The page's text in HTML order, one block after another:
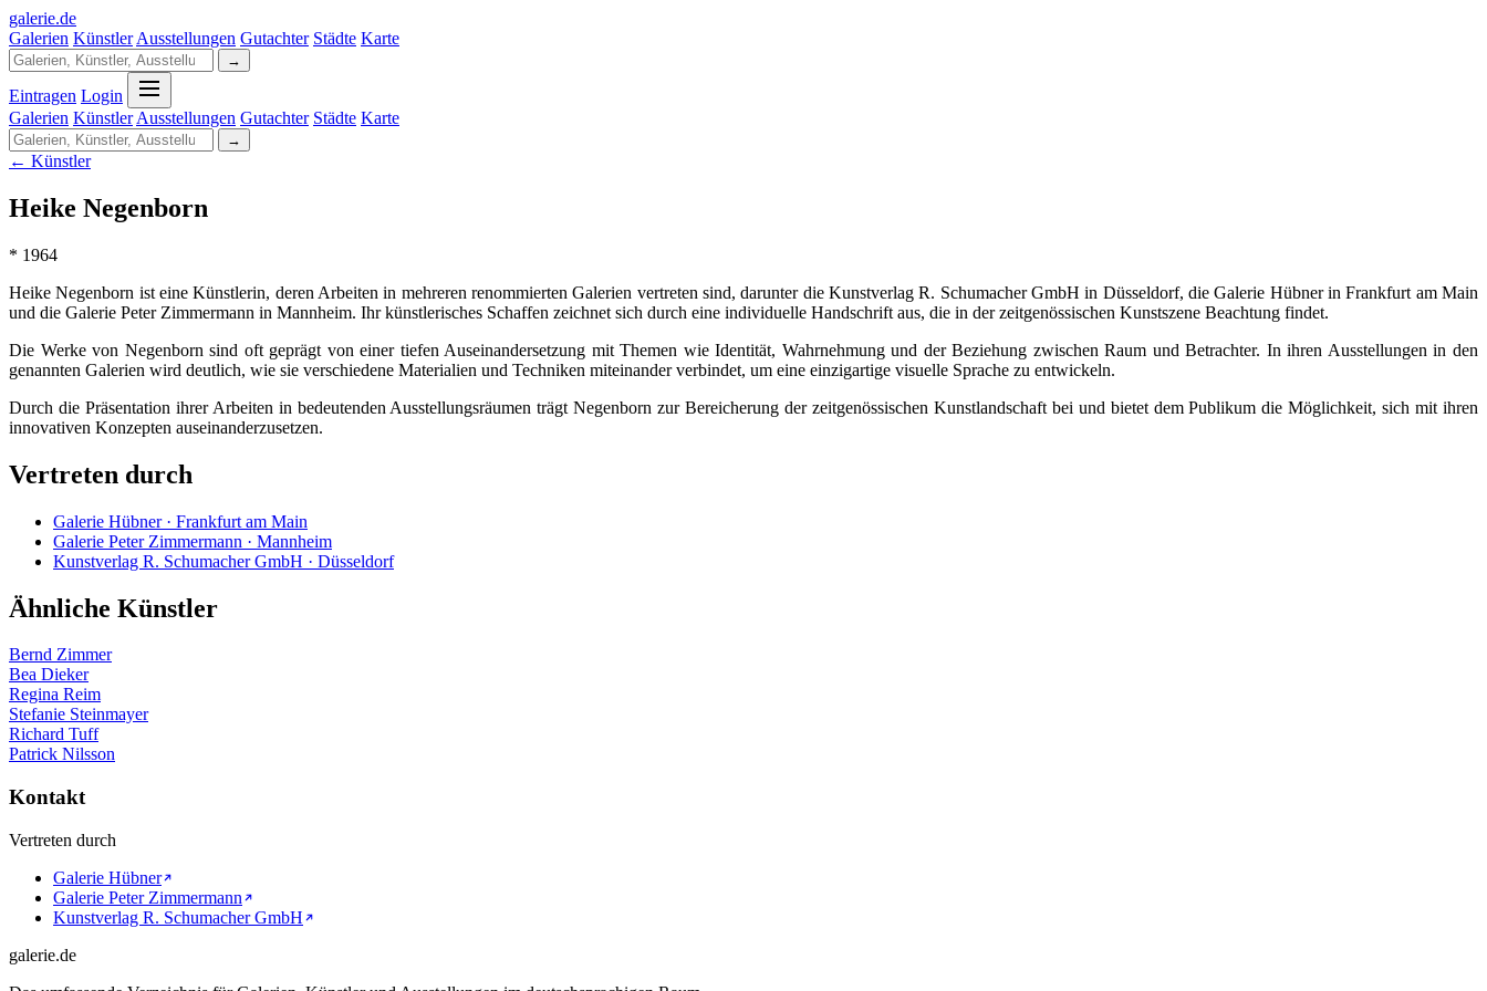
galerie.de
Galerien Künstler Ausstellungen Gutachter Städte Karte
→
Eintragen Login
Galerien Künstler Ausstellungen Gutachter Städte Karte
→
← Künstler
Heike Negenborn
* 1964
Heike Negenborn ist eine Künstlerin, deren Arbeiten in mehreren renommierten Galerien vertreten sind, darunter die Kunstverlag R. Schumacher GmbH in Düsseldorf, die Galerie Hübner in Frankfurt am Main
und die Galerie Peter Zimmermann in Mannheim. Ihr künstlerisches Schaffen zeichnet sich durch eine individuelle Handschrift aus, die in der zeitgenössischen Kunstszene Beachtung findet.
Die Werke von Negenborn sind oft geprägt von einer tiefen Auseinandersetzung mit Themen wie Identität, Wahrnehmung und der Beziehung zwischen Raum und Betrachter. In ihren Ausstellungen in den
genannten Galerien wird deutlich, wie sie verschiedene Materialien und Techniken miteinander verbindet, um eine einzigartige visuelle Sprache zu entwickeln.
Durch die Präsentation ihrer Arbeiten in bedeutenden Ausstellungsräumen trägt Negenborn zur Bereicherung der zeitgenössischen Kunstlandschaft bei und bietet dem Publikum die Möglichkeit, sich mit ihren
innovativen Konzepten auseinanderzusetzen.
Vertreten durch
Galerie Hübner · Frankfurt am Main
Galerie Peter Zimmermann · Mannheim
Kunstverlag R. Schumacher GmbH · Düsseldorf
Ähnliche Künstler
Bernd Zimmer
Bea Dieker
Regina Reim
Stefanie Steinmayer
Richard Tuff
Patrick Nilsson
Kontakt
Vertreten durch
Galerie Hübner
Galerie Peter Zimmermann
Kunstverlag R. Schumacher GmbH
galerie.de